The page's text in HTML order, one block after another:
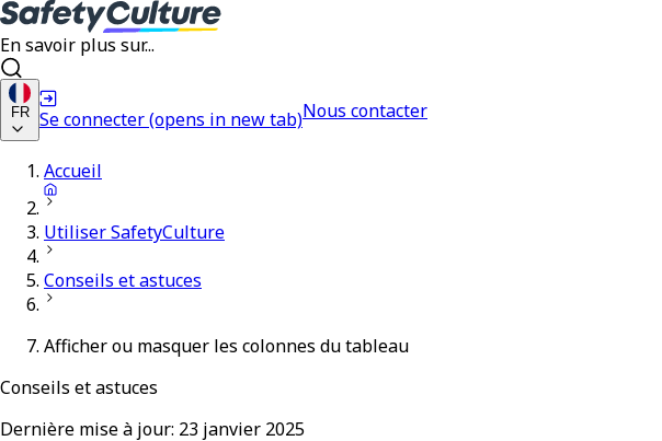
En savoir plus sur...
FR Se connecter(opens in new tab)Nous contacter
Accueil
Utiliser SafetyCulture
Conseils et astuces
Afficher ou masquer les colonnes du tableau
Conseils et astuces
Dernière mise à jour: 23 janvier 2025